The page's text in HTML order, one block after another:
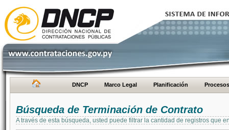
DNCP Marco Legal Planificación Procesos
Búsqueda de Terminación de Contrato
A través de esta búsqueda, usted puede filtrar la cantidad de registros que